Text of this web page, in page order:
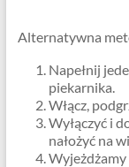
Alternatywna
Napełnij
piekarnika.
Włącz,
Wyłączyć i
nałożyć na
Wyjeżdżamy